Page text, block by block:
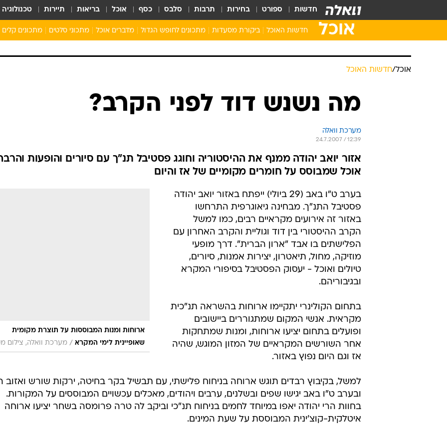
חדשות ספורט בחירות תרבות סלבס כסף אוכל בריאות תיירות טכנולוגיה
אוכל חדשות האוכל ביקורת מסעדות מתכונים לחופש הגדול
ילדים מבשלים
מתכונים מתוקים לילדים
מדברים אוכל מתכוני סלטים מתכונים קלים
אוכל/חדשות האוכל
מה נשנש דוד לפני הקרב?
מערכת וואלה
24.7.2007 / 12:39
אזור יואב יהודה ממנף את ההיסטוריה וחוגג פסטיבל תנ"ך עם סיורים והופעות
אוכל שמבוסס על חומרים מקומיים של אז והיום
ארוחות ומנות המבוססות על תוצרת מקומית
שאופיינית לימי המקרא / מערכת וואלה, צילום
בערב ט"ו באב (29 ביולי) ייפתח באזור יואב יהודה
פסטיבל התנ"ך. מבחינה גיאוגרפית התרחשו
באזור זה אירועים מקראיים רבים, כמו למשל
הקרב ההיסטורי בין דוד וגוליית והקרב האחרון עם
הפלישתים בו אבד "ארון הברית". דרך מופעי
מוזיקה, מחול, תיאטרון, יצירות אמנות, סיורים,
טיולים ואוכל - יעסוק הפסטיבל בסיפורי המקרא
ובגיבוריהם.
בתחום הקולינרי יתקיימו ארוחות בהשראה תנ"כית
מקראית. אנשי המקום שמתגוררים ביישובים
ופועלים בתחום יציעו ארוחות, ומנות שמתחקות
אחר השורשים המקראיים של המזון המוגש, שהיה
אז וגם היום נפוץ באזור.
למשל, בקיבוץ רבדים תוגש ארוחה בניחוח פלישתי, עם תבשיל בקר בחיטה, ירקות שורש ואזוב
ובערב ט"ו באב יגישו שפים ובשלנים, ערבים ויהודים, מאכלים עכשויים המבוססים על המקורות.
בחוות הרי יהודה יאפו במיוחד לחמים בניחוח תנ"כי וביקב לה טרה פרומסה בשחר יציעו ארוחה
איטלקית-קוצ'ינית המבוססת על שעת המינים.